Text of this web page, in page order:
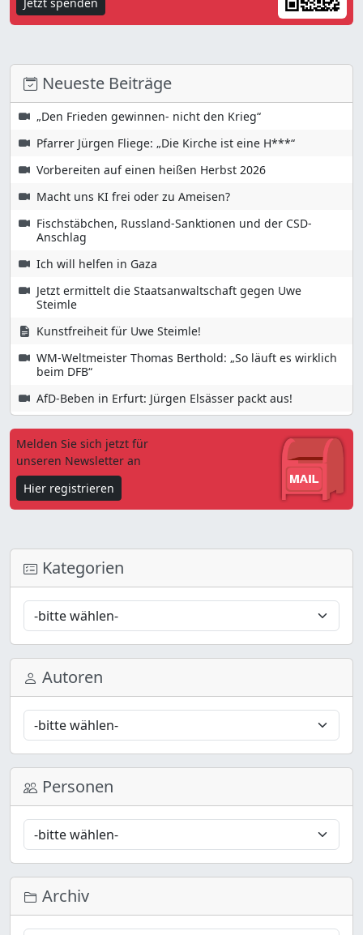
Neueste Beiträge
„Den Frieden gewinnen- nicht den Krieg“
Pfarrer Jürgen Fliege: „Die Kirche ist eine H***“
Vorbereiten auf einen heißen Herbst 2026
Macht uns KI frei oder zu Ameisen?
Fischstäbchen, Russland-Sanktionen und der CSD-
Anschlag
Ich will helfen in Gaza
Jetzt ermittelt die Staatsanwaltschaft gegen Uwe
Steimle
Kunstfreiheit für Uwe Steimle!
WM-Weltmeister Thomas Berthold: „So läuft es wirklich
beim DFB“
AfD-Beben in Erfurt: Jürgen Elsässer packt aus!
Melden Sie sich jetzt für
unseren Newsletter an
Hier registrieren
Kategorien
Autoren
Personen
Archiv